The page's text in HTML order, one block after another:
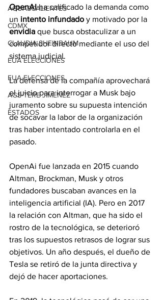
AGUASCALIENTES
CDMX
CLAUDIA SHEINBAUM
EUA ELECCIONES
EUA ELECCIONES
AGS-TERE JIMÉNEZ
ESTADOS
OpenAI ha calificado la demanda como
un intento infundado y motivado por la
envidia que busca obstaculizar a un
competidor directo mediante el uso del
sistema judicial.
La defensa de la compañía aprovechará
el juicio para interrogar a Musk bajo
juramento sobre su supuesta intención
de socavar la labor de la organización
tras haber intentado controlarla en el
pasado.
OpenAi fue lanzada en 2015 cuando
Altman, Brockman, Musk y otros
fundadores buscaban avances en la
inteligencia artificial (IA). Pero en 2017
la relación con Altman, que ha sido el
rostro de la tecnológica, se deterioró
tras los supuestos retrasos de lograr sus
objetivos. Un año después, el dueño de
Tesla se retiró de la junta directiva y
dejó de hacer aportaciones.